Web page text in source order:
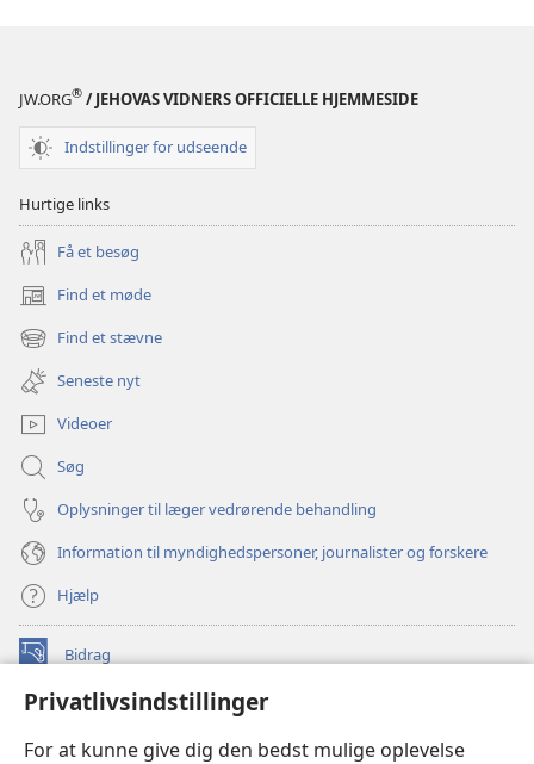
Privatlivsindstillinger
For at kunne give dig den bedst mulige oplevelse
Jehovas
JW.ORG® / JEHOVAS VIDNERS OFFICIELLE HJEMMESIDE
Indstillinger for udseende
Hurtige links
Få et besøg
Find et møde
(åbner
nyt
vindue)
Find et stævne
(åbner
nyt
vindue)
Seneste nyt
Videoer
Søg
Oplysninger til læger vedrørende behandling
Information til myndighedspersoner, journalister og forskere
Hjælp
Bidrag
(åbner
vindue)Watchtower ONLINE LIBRARY™
nyt